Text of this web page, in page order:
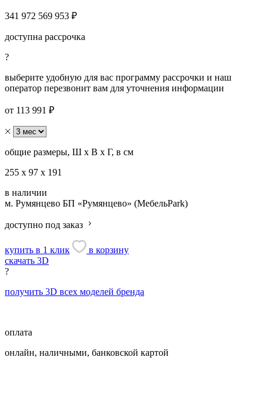
341 972 569 953 ₽
доступна рассрочка
?
выберите удобную для вас программу рассрочки и наш
оператор перезвонит вам для уточнения информации
от 113 991 ₽
общие размеры, Ш х В х Г, в см
255 х 97 х 191
в наличии
м. Румянцево БП «Румянцево» (МебельPark)
доступно под заказ
купить в 1 клик
в корзину
скачать 3D
?
получить 3D всех моделей бренда
оплата
онлайн, наличными, банковской картой